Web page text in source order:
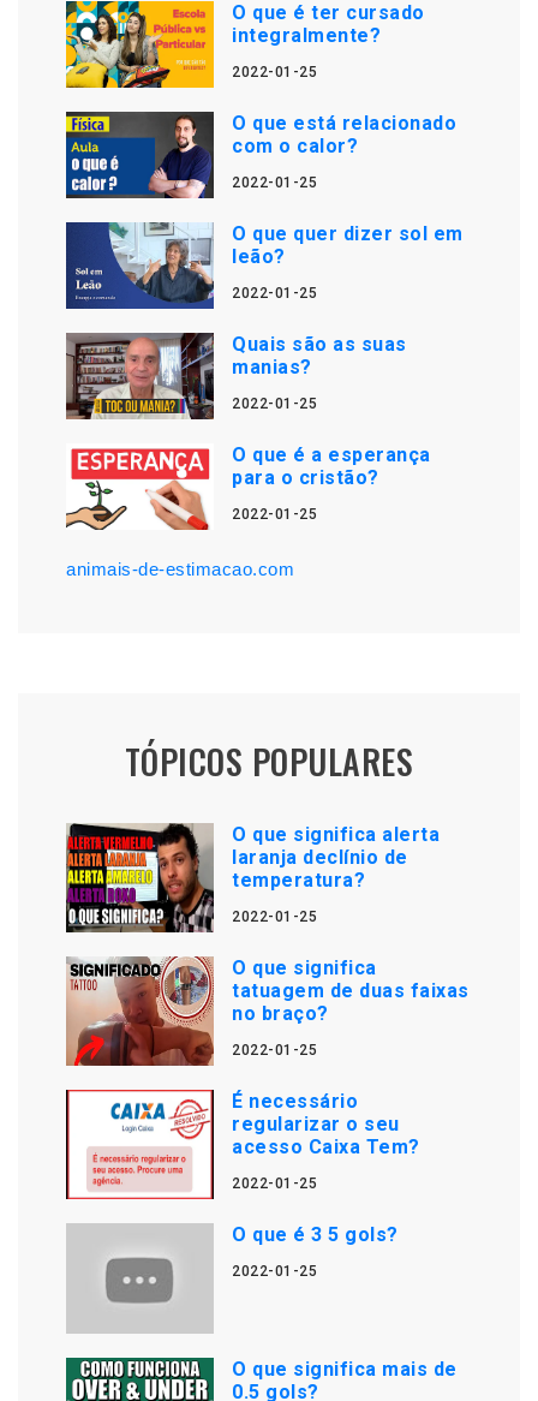
O que é ter cursado
integralmente?
2022-01-25
O que está relacionado
com o calor?
2022-01-25
O que quer dizer sol em
leão?
2022-01-25
Quais são as suas
manias?
2022-01-25
O que é a esperança
para o cristão?
2022-01-25
animais-de-estimacao.com
TÓPICOS POPULARES
O que significa alerta
laranja declínio de
temperatura?
2022-01-25
O que significa
tatuagem de duas faixas
no braço?
2022-01-25
É necessário
regularizar o seu
acesso Caixa Tem?
2022-01-25
O que é 3 5 gols?
2022-01-25
O que significa mais de
0.5 gols?